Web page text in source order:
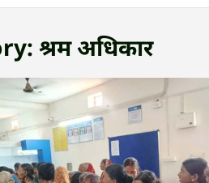
श्रम अधिकार